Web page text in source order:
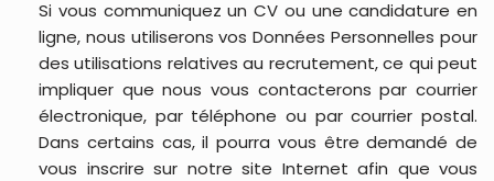
Si vous communiquez un CV ou une candidature en
ligne, nous utiliserons vos Données Personnelles pour
des utilisations relatives au recrutement, ce qui peut
impliquer que nous vous contacterons par courrier
électronique, par téléphone ou par courrier postal.
Dans certains cas, il pourra vous être demandé de
vous inscrire sur notre site Internet afin que vous